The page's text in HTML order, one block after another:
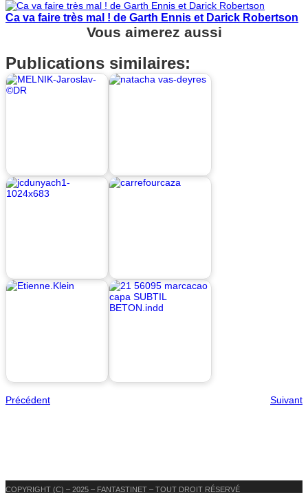
Ca va faire très mal ! de Garth Ennis et Darick Robertson
Vous aimerez aussi
Publications similaires:
Précédent Suivant
COPYRIGHT (C) – 2025 – FANTASTINET – TOUT DROIT RÉSERVÉ